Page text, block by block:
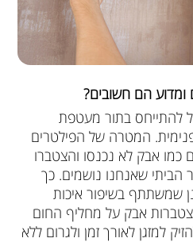
הם חשובים?
להתייחס בתור מעטפת
המטרה של הפילטרים
כמו אבק לא נכנסו והצטברו
הביתי שאנחנו נושמים. כך
שמשתתף בשיפור איכות
אבק על מחליף החום
למזגן לאורך זמן ולגרום ללא